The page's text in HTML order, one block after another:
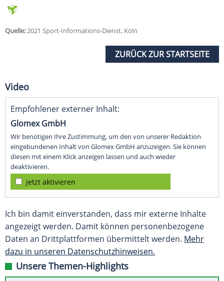
Quelle:2021 Sport-Informations-Dienst, Köln
ZURÜCK ZUR STARTSEITE
Video
Empfohlener externer Inhalt:
Glomex GmbH
Wir benötigen Ihre Zustimmung, um den von unserer Redaktion
eingebundenen Inhalt von Glomex GmbH anzuzeigen. Sie können
diesen mit einem Klick anzeigen lassen und auch wieder
deaktivieren.
jetzt aktivieren
Ich bin damit einverstanden, dass mir externe Inhalte
angezeigt werden. Damit können personenbezogene
Daten an Drittplattformen übermittelt werden. Mehr
dazu in unseren Datenschutzhinweisen.
Unsere Themen-Highlights